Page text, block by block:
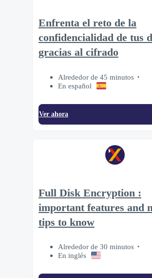
Enfrenta el reto de la
confidencialidad de tus
gracias al cifrado
Alrededor de 45 minutos
En español
Ver ahora
Full Disk Encryption :
important features and
tips to know
Alrededor de 30 minutos
En inglés